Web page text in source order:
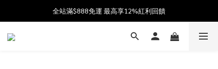
加入會員送$100購物金  加入LINE社群享優惠價
全站滿$888免運 最高享12%紅利回饋
父親節獻禮 8/1-8/12 滿 $888 好禮雙重送 最高送$888購物金!